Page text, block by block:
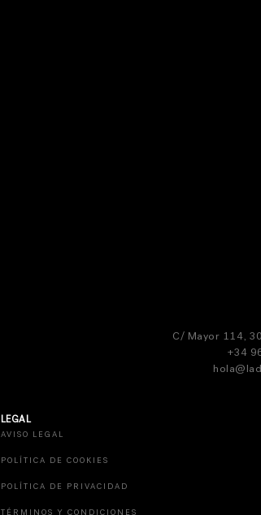
C/ Mayor 114,
+34
LEGAL
AVISO LEGAL
POLÍTICA DE COOKIES
POLÍTICA DE PRIVACIDAD
TÉRMINOS Y CONDICIONES